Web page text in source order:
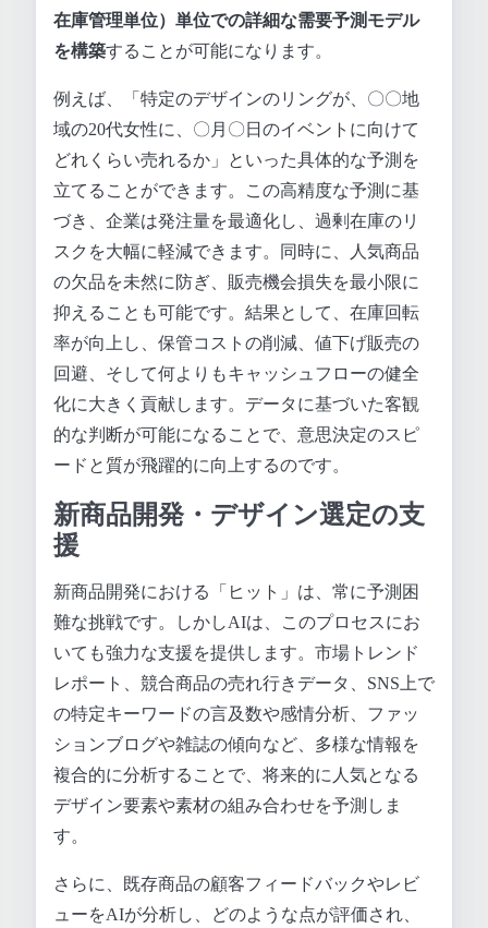
在庫管理単位）単位での詳細な需要予測モデル
を構築することが可能になります。
例えば、「特定のデザインのリングが、〇〇地
域の20代女性に、〇月〇日のイベントに向けて
どれくらい売れるか」といった具体的な予測を
立てることができます。この高精度な予測に基
づき、企業は発注量を最適化し、過剰在庫のリ
スクを大幅に軽減できます。同時に、人気商品
の欠品を未然に防ぎ、販売機会損失を最小限に
抑えることも可能です。結果として、在庫回転
率が向上し、保管コストの削減、値下げ販売の
回避、そして何よりもキャッシュフローの健全
化に大きく貢献します。データに基づいた客観
的な判断が可能になることで、意思決定のスピ
ードと質が飛躍的に向上するのです。
新商品開発・デザイン選定の支
援
新商品開発における「ヒット」は、常に予測困
難な挑戦です。しかしAIは、このプロセスにお
いても強力な支援を提供します。市場トレンド
レポート、競合商品の売れ行きデータ、SNS上で
の特定キーワードの言及数や感情分析、ファッ
ションブログや雑誌の傾向など、多様な情報を
複合的に分析することで、将来的に人気となる
デザイン要素や素材の組み合わせを予測しま
す。
さらに、既存商品の顧客フィードバックやレビ
ューをAIが分析し、どのような点が評価され、